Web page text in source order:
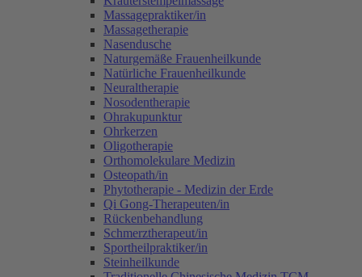
Massagepraktiker/in
Massagetherapie
Nasendusche
Naturgemäße Frauenheilkunde
Natürliche Frauenheilkunde
Neuraltherapie
Nosodentherapie
Ohrakupunktur
Ohrkerzen
Oligotherapie
Orthomolekulare Medizin
Osteopath/in
Phytotherapie - Medizin der Erde
Qi Gong-Therapeuten/in
Rückenbehandlung
Schmerztherapeut/in
Sportheilpraktiker/in
Steinheilkunde